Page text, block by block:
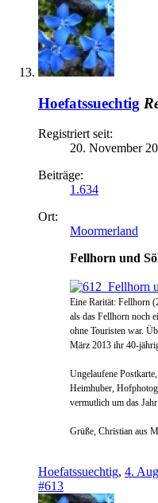
Hoefatssuechtig
Registriert seit:
20. November
Beiträge:
1.634
Ort:
Moormerland
Fellhorn und
Eine Rarität: Fellhorn
als das Fellhorn noch
ohne Touristen war.
März 2013 ihr 40-
Ungelaufene Postkarte,
Heimhuber,
vermutlich um das
Grüße, Christian aus
Hoefatssuechtig, 4.
#613